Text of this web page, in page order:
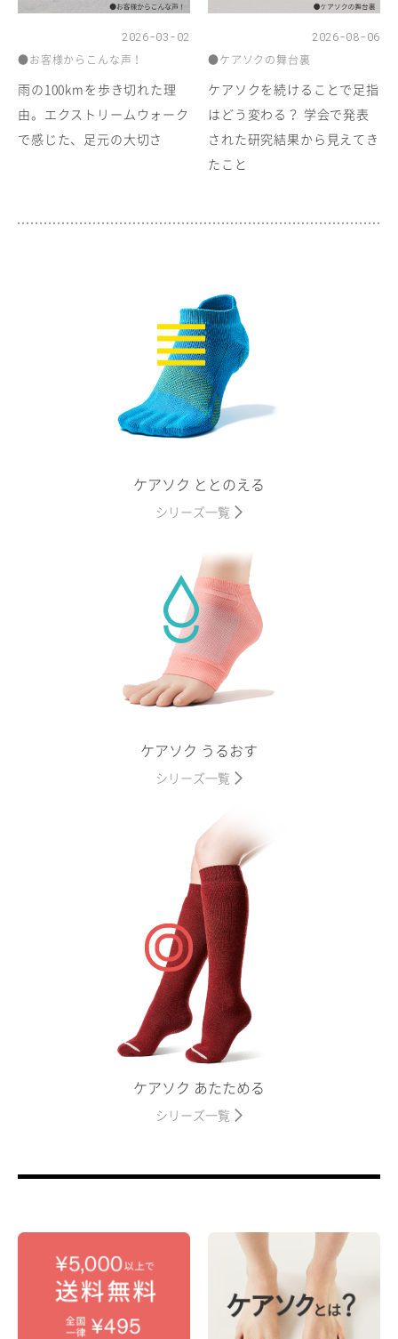
2026-03-02
●お客様からこんな声！
雨の100kmを歩き切れた理
由。エクストリームウォーク
で感じた、足元の大切さ
2026-08-06
●ケアソクの舞台裏
ケアソクを続けることで足指
はどう変わる？ 学会で発表
された研究結果から見えてき
たこと
ケアソク ととのえる
シリーズ一覧
ケアソク うるおす
シリーズ一覧
ケアソク あたためる
シリーズ一覧